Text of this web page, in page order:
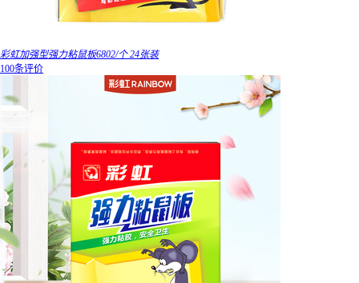
彩虹加强型强力粘鼠板6802/个 24张装
100条评价